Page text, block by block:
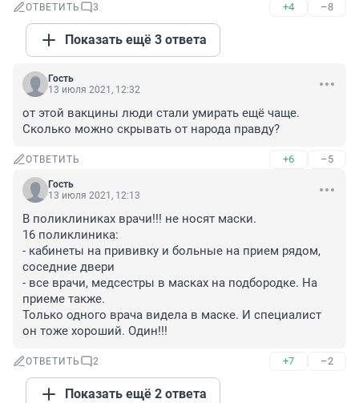
ОТВЕТИТЬ 3 +4 –8
Показать ещё 3 ответа
Гость
13 июля 2021, 12:32
от этой вакцины люди стали умирать ещё чаще.
Сколько можно скрывать от народа правду?
ОТВЕТИТЬ +6 –5
Гость
13 июля 2021, 12:13
В поликлиниках врачи!!! не носят маски.
16 поликлиника:
- кабинеты на прививку и больные на прием рядом,
соседние двери
- все врачи, медсестры в масках на подбородке. На
приеме также.
Только одного врача видела в маске. И специалист
он тоже хороший. Один!!!
ОТВЕТИТЬ 2 +7 –2
Показать ещё 2 ответа